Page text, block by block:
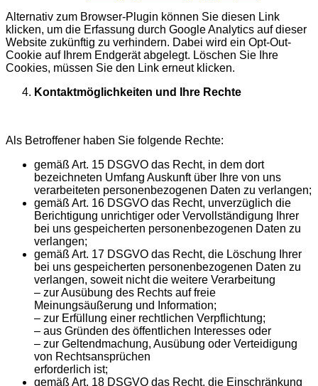
Alternativ zum Browser-Plugin können Sie diesen Link
klicken, um die Erfassung durch Google Analytics auf dieser
Website zukünftig zu verhindern. Dabei wird ein Opt-Out-
Cookie auf Ihrem Endgerät abgelegt. Löschen Sie Ihre
Cookies, müssen Sie den Link erneut klicken.
Kontaktmöglichkeiten und Ihre Rechte
Als Betroffener haben Sie folgende Rechte:
gemäß Art. 15 DSGVO das Recht, in dem dort
bezeichneten Umfang Auskunft über Ihre von uns
verarbeiteten personenbezogenen Daten zu verlangen;
gemäß Art. 16 DSGVO das Recht, unverzüglich die
Berichtigung unrichtiger oder Vervollständigung Ihrer
bei uns gespeicherten personenbezogenen Daten zu
verlangen;
gemäß Art. 17 DSGVO das Recht, die Löschung Ihrer
bei uns gespeicherten personenbezogenen Daten zu
verlangen, soweit nicht die weitere Verarbeitung
– zur Ausübung des Rechts auf freie
Meinungsäußerung und Information;
– zur Erfüllung einer rechtlichen Verpflichtung;
– aus Gründen des öffentlichen Interesses oder
– zur Geltendmachung, Ausübung oder Verteidigung
von Rechtsansprüchen
erforderlich ist;
gemäß Art. 18 DSGVO das Recht, die Einschränkung